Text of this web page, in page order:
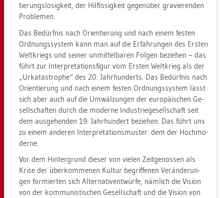
tie­rungs­lo­sig­keit, der Hilf­lo­sig­keit ge­gen­über gra­vie­ren­den
Pro­ble­men.
Das Be­dürf­nis nach Ori­en­tie­rung und nach einem fes­ten
Ord­nungs­sys­tem kann man auf die Er­fah­run­gen des Ers­ten
Welt­kriegs und sei­ner un­mit­tel­ba­ren Fol­gen be­zie­hen – das
führt zur In­ter­pre­ta­ti­ons­fi­gur vom Ers­ten Welt­krieg als der
„Ur­ka­ta­stro­phe“ des 20. Jahr­hun­derts. Das Be­dürf­nis nach
Ori­en­tie­rung und nach einem fes­ten Ord­nungs­sys­tem lässt
sich aber auch auf die Um­wäl­zun­gen der eu­ro­päi­schen Ge­
sell­schaf­ten durch die mo­der­ne In­dus­trie­ge­sell­schaft seit
dem aus­ge­hen­den 19. Jahr­hun­dert be­zie­hen. Das führt uns
zu einem an­de­ren In­ter­pre­ta­ti­ons­mus­ter: dem der Hoch­mo­
der­ne.
Vor dem Hin­ter­grund die­ser von vie­len Zeit­ge­nos­sen als
Krise der über­kom­me­nen Kul­tur be­grif­fe­nen Ver­än­de­run­
gen for­mier­ten sich Al­ter­na­tiv­ent­wür­fe, näm­lich die Vi­si­on
von der kom­mu­nis­ti­schen Ge­sell­schaft und die Vi­si­on von